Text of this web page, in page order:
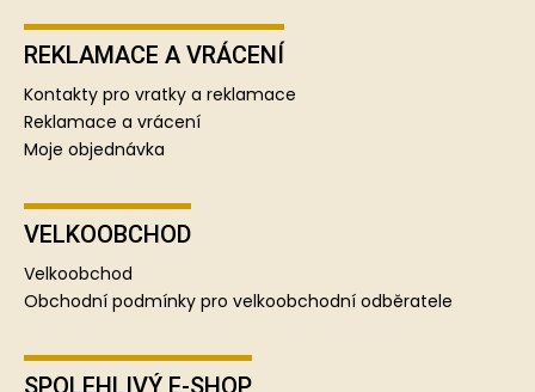
REKLAMACE A VRÁCENÍ
Kontakty pro vratky a reklamace
Reklamace a vrácení
Moje objednávka
VELKOOBCHOD
Velkoobchod
Obchodní podmínky pro velkoobchodní odběratele
SPOLEHLIVÝ E-SHOP